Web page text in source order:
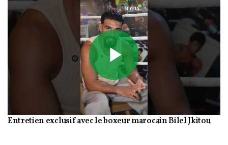
Play
Video
Entretien exclusif avec le boxeur marocain Bilel Jkitou